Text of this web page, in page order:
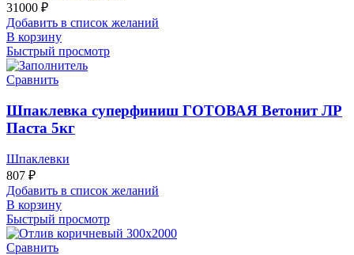
31000 ₽
Добавить в список желаний
В корзину
Быстрый просмотр
Сравнить
Шпаклевка суперфиниш ГОТОВАЯ Ветонит ЛР
Паста 5кг
Шпаклевки
807 ₽
Добавить в список желаний
В корзину
Быстрый просмотр
Сравнить